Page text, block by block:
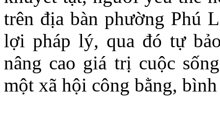
trên địa bàn phường Phú
lợi pháp lý, qua đó tự
nâng cao giá trị cuộc
một xã hội công bằng,